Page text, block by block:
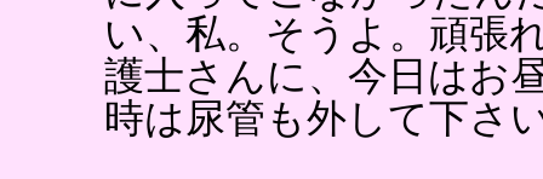
い、私。そうよ。頑張
護士さんに、今日はお
時は尿管も外して下さ